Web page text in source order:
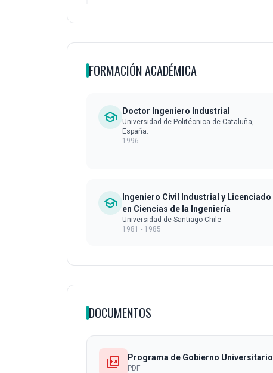
FORMACIÓN ACADÉMICA
school Doctor Ingeniero Industrial
Universidad de Politécnica de Cataluña,
España.
1996
school
Ingeniero Civil Industrial y Licenciado
en Ciencias de la Ingeniería
Universidad de Santiago Chile
1981 - 1985
DOCUMENTOS
picture_as_pdf Programa de Gobierno Universitario
PDF